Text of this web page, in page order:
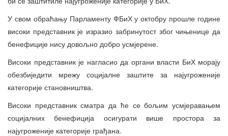
У свом обраћању Парламенту ФБиХ у октобру прошле године
високи представник је изразио забринутост због чињенице да
бенефиције нису довољно добро усмјерене.
Високи представник је нагласио да органи власти БиХ морају
обезбиједити мрежу социјалне заштите за најугроженије
категорије становништва.
Високи представник сматра да ће се бољим усмјеравањем
социјалних бенефиција осигурати више простора за
најугроженије категорије грађана.